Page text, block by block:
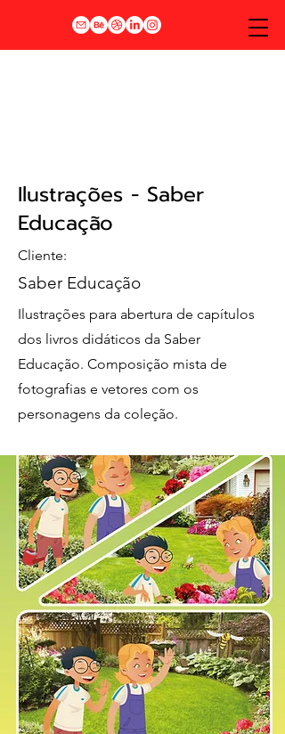
Ilustrações - Saber
Educação
Cliente:
Saber Educação
Ilustrações para abertura de capítulos
dos livros didáticos da Saber
Educação. Composição mista de
fotografias e vetores com os
personagens da coleção.